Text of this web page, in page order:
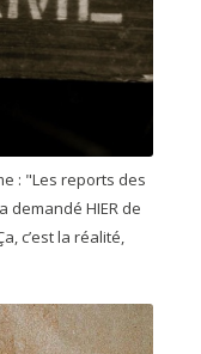
: "Les reports des
demandé HIER de
c’est la réalité,